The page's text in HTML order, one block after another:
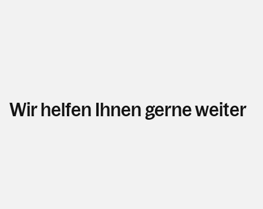
Wir helfen Ihnen gerne weiter